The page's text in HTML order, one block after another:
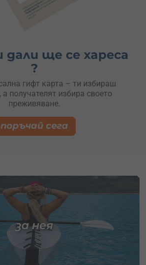
дали ще се хареса
?
гифт карта – ти избираш
а получателят избира своето
преживяване.
поръчай сега
за нея